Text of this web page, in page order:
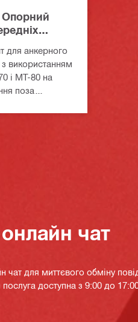
Опорний
для анкерного
з використанням
і MT-80 на
поза
чат
чат для миттєвого обміну
доступна з 9:00 до